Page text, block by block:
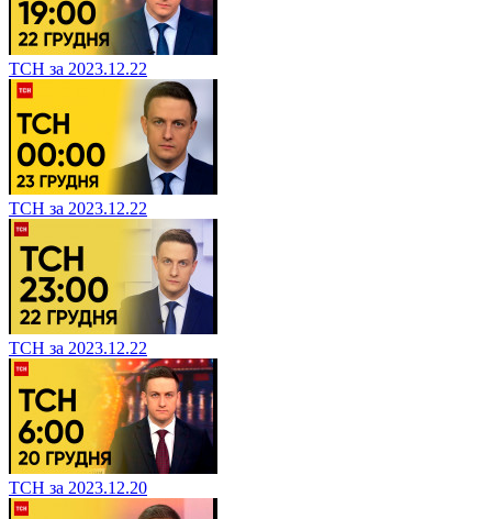
ТСН за 2023.12.22
ТСН за 2023.12.22
ТСН за 2023.12.22
ТСН за 2023.12.20